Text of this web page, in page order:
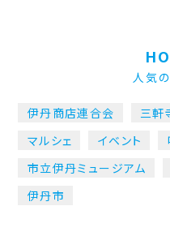
人気
伊丹商店連合会 三軒
マルシェ
イベント
市立伊丹ミュージアム
伊丹市